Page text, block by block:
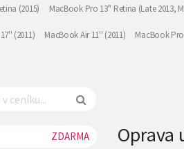
(2015) MacBook Pro 13'' Retina (Late 2013,
(2011) MacBook Air 11'' (2011) MacBook
ZDARMA REZERVOVAT
Oprava